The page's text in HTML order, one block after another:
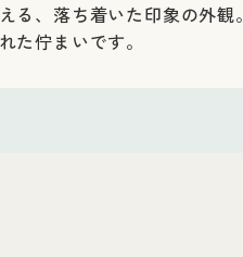
る、落ち着いた印象の外観。
た佇まいです。